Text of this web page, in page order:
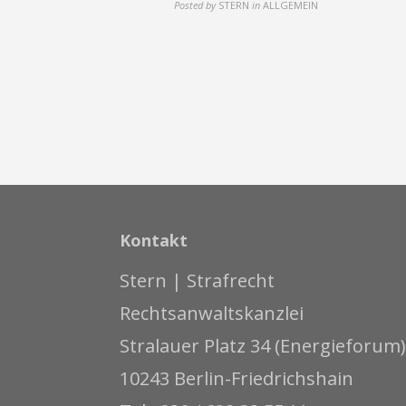
Posted by STERN in ALLGEMEIN
Kontakt
Stern | Strafrecht
Rechtsanwaltskanzlei
Stralauer Platz 34 (Energieforum)
10243 Berlin-Friedrichshain